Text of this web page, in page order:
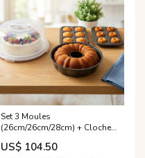
Set 3 Moules
(26cm/26cm/28cm) + Cloche
Cake 33cm Soupières
US$ 104.50